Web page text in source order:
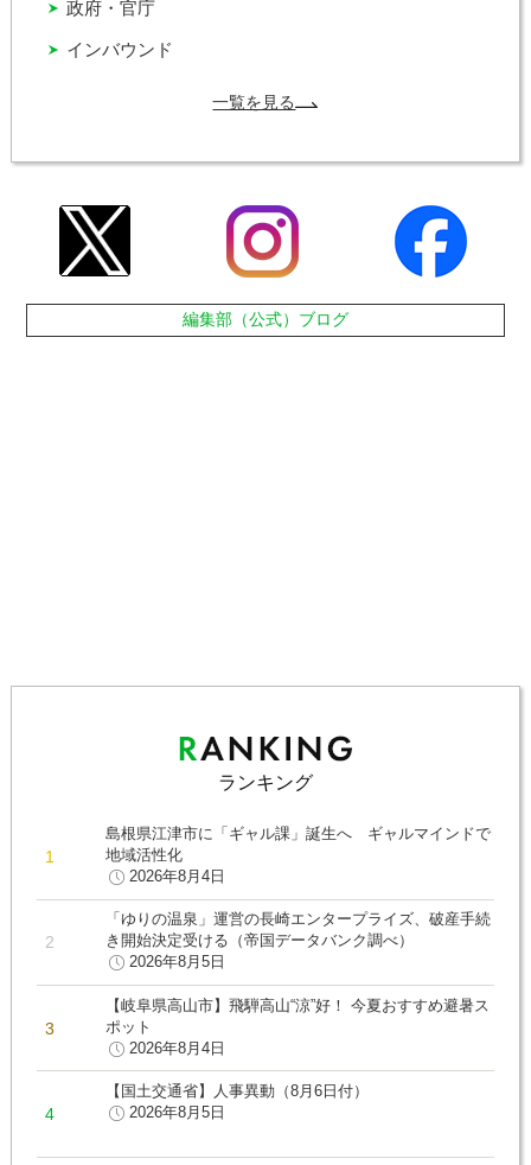
インバウンド
政府・官庁
一覧を見る
編集部（公式）ブログ
ランキング
島根県江津市に「ギャル課」誕生へ ギャルマインドで
地域活性化
2026年8月4日
「ゆりの温泉」運営の長崎エンタープライズ、破産手続
き開始決定受ける（帝国データバンク調べ）
2026年8月5日
【岐阜県高山市】飛騨高山“涼”好！ 今夏おすすめ避暑ス
ポット
2026年8月4日
【国土交通省】人事異動（8月6日付）
2026年8月5日